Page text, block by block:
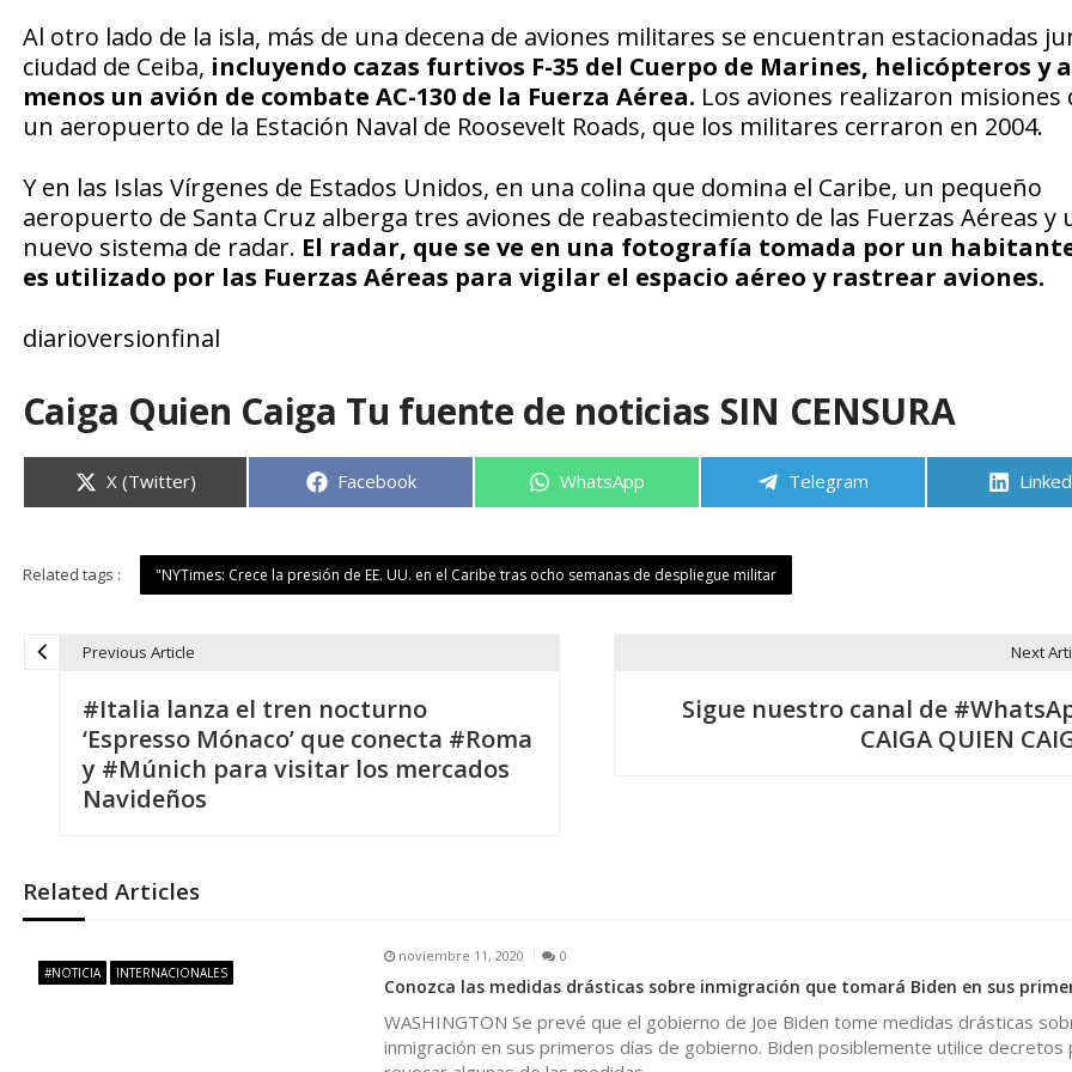
Al otro lado de la isla, más de una decena de aviones militares se encuentran estacionadas
ciudad de Ceiba, incluyendo cazas furtivos F-35 del Cuerpo de Marines, helicópteros y
menos un avión de combate AC-130 de la Fuerza Aérea. Los aviones realizaron misiones
un aeropuerto de la Estación Naval de Roosevelt Roads, que los militares cerraron en 2004.
Y en las Islas Vírgenes de Estados Unidos, en una colina que domina el Caribe, un pequeño
aeropuerto de Santa Cruz alberga tres aviones de reabastecimiento de las Fuerzas Aéreas y
nuevo sistema de radar. El radar, que se ve en una fotografía tomada por un
es utilizado por las Fuerzas Aéreas para vigilar el espacio aéreo y rastrear aviones.
diarioversionfinal
Caiga Quien Caiga Tu fuente de noticias SIN CENSURA
Compartir
en
X (Twitter) Compartir
Facebook Compartir
WhatsApp Compartir
Telegram
Related tags : "NYTimes: Crece la presión de EE. UU. en el Caribe tras ocho semanas de despliegue militar
g
a
Previous Article
#Italia lanza el tren nocturno
‘Espresso Mónaco’ que conecta #Roma
y #Múnich para visitar los mercados
Navideños
Next
Sigue nuestro canal de
CAIGA QUIEN
Related Articles
#NOTICIA INTERNACIONALES
noviembre 11, 2020 0
Conozca las medidas drásticas sobre inmigración que tomará Biden en sus
WASHINGTON Se prevé que el gobierno de Joe Biden tome medidas drásticas
inmigración en sus primeros días de gobierno. Biden posiblemente utilice decretos